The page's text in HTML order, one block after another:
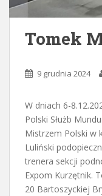
Tomek
9 grudnia 2024
W dniach 6-
Polski Służb
Mistrzem Polski w
Luliński
trenera sekcji
Expom Kurzętnik.
20 Bartoszyckiej